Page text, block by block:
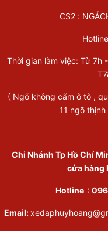
CS2 :
Thời gian làm việc: Từ 7h
( Ngõ không cấm ô tô ,
11 ngõ
Chi Nhánh Tp Hồ Chí
cửa hàng
Hotline :
Email: